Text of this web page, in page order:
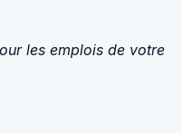
les emplois de votre